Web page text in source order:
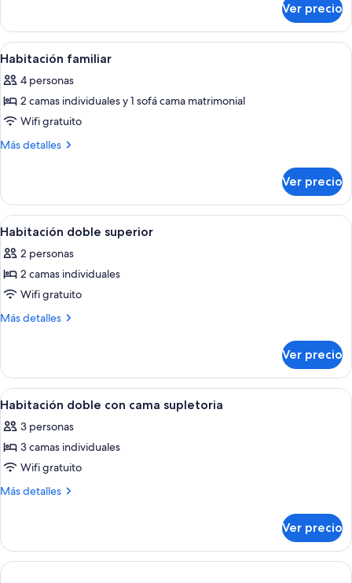
uso
individual
doble
de
uso
Ver precio
Abrir
todas
las
fotos
de
Habitación
Habitación familiar | Escritorio, wifi
10
Habitación familiar
4 personas
2 camas individuales y 1 sofá cama matrimonial
Wifi gratuito
Más detalles
Más
familiar
Ver precio
Abrir
todas
las
fotos
de
Habitación
Una habitación de hotel con dos
8
Habitación doble superior
2 personas
2 camas individuales
Wifi gratuito
Más detalles
Más
doble
superior
Ver precio
Abrir
todas
las
fotos
de
Habitación
cama
supletoria
7
Habitación doble con cama supletoria
3 personas
3 camas individuales
Wifi gratuito
Más detalles
Más
doble
con
cama
Ver precio